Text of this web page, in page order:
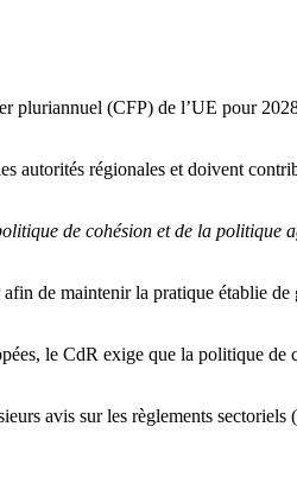
pluriannuel (CFP) de l’UE pour
autorités régionales et doivent
de cohésion et de la politique
de maintenir la pratique établie de
le CdR exige que la politique de
avis sur les règlements sectoriels